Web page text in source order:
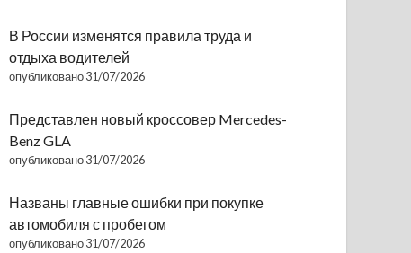
В России изменятся правила труда и
отдыха водителей
опубликовано 31/07/2026
Представлен новый кроссовер Mercedes-
Benz GLA
опубликовано 31/07/2026
Названы главные ошибки при покупке
автомобиля с пробегом
опубликовано 31/07/2026